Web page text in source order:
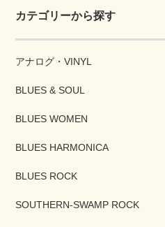
カテゴリーから探す
アナログ・VINYL
BLUES & SOUL
BLUES WOMEN
BLUES HARMONICA
BLUES ROCK
SOUTHERN-SWAMP ROCK